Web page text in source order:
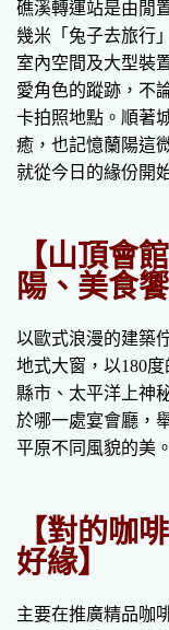
礁溪轉運站是由閒
幾米「兔子去旅行
室內空間及大型裝
愛角色的蹤跡，不
卡拍照地點。順著
癒，也記憶蘭陽這
就從今日的緣份開
【山頂會
陽、美食饗
以歐式浪漫的建築
地式大窗，以180
縣市、太平洋上神
於哪一處宴會廳，
平原不同風貌的美。
【對的咖
好緣】
主要在推廣精品咖